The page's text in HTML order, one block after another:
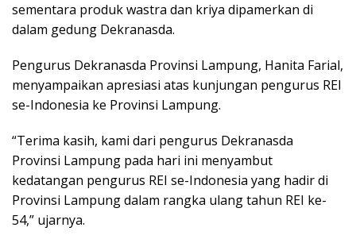
sementara produk wastra dan kriya dipamerkan di
dalam gedung Dekranasda.
Pengurus Dekranasda Provinsi Lampung, Hanita Farial,
menyampaikan apresiasi atas kunjungan pengurus REI
se-Indonesia ke Provinsi Lampung.
“Terima kasih, kami dari pengurus Dekranasda
Provinsi Lampung pada hari ini menyambut
kedatangan pengurus REI se-Indonesia yang hadir di
Provinsi Lampung dalam rangka ulang tahun REI ke-
54,” ujarnya.